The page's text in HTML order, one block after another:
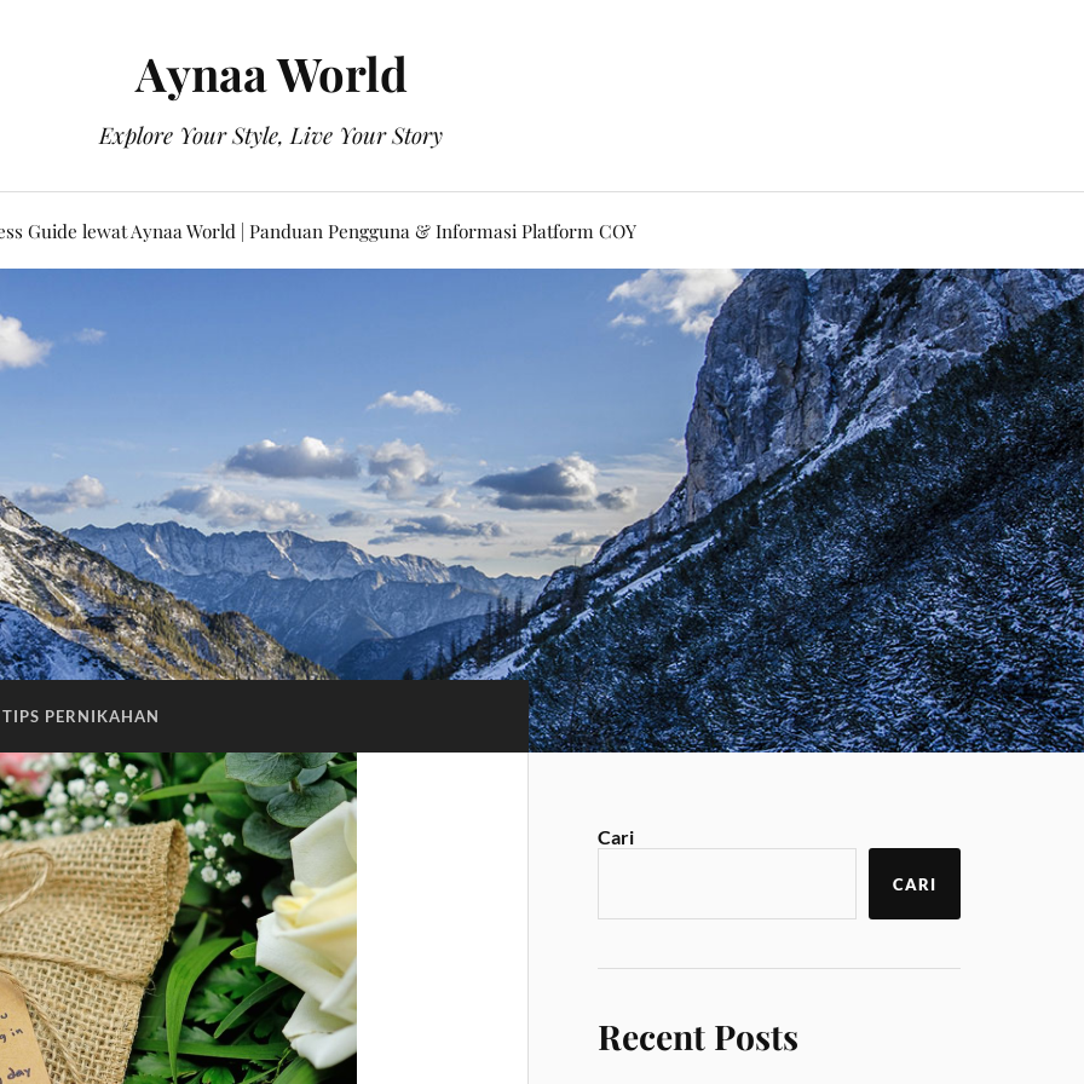
Aynaa World
Explore Your Style, Live Your Story
Guide lewat Aynaa World | Panduan Pengguna & Informasi Platform COY
TIPS PERNIKAHAN
Cari
CARI
Recent Posts